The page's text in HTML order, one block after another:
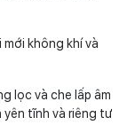
không khí và
lọc và che lấp âm
tĩnh và riêng tư